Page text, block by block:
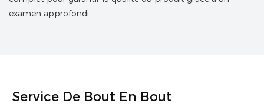
examen approfondi
Service De Bout En Bout